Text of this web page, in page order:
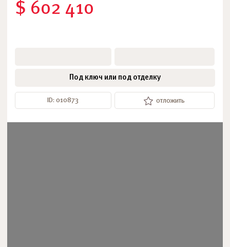
$ 602 410
Под ключ или под отделку
ID: 010873 отложить